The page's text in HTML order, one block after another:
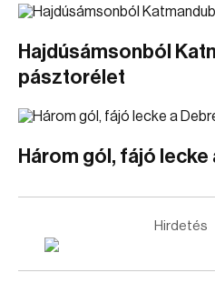
Hajdúsámsonból
pásztorélet
Három gól, fájó
Hirdetés